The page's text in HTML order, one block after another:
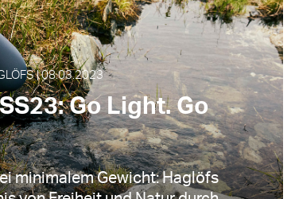
| 08.03.2023
Go Light. Go
minimalem Gewicht: Haglöfs